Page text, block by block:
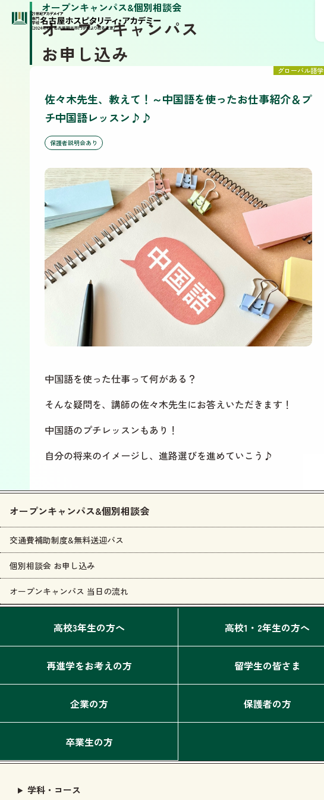
オープンキャンパス&個別相談会
オープンキャンパス
お申し込み
グローバル語学
佐々木先生、教えて！～中国語を使ったお仕事紹介＆プ
チ中国語レッスン♪♪
保護者説明会あり
中国語を使った仕事って何がある？
そんな疑問を、講師の佐々木先生にお答えいただきます！
中国語のプチレッスンもあり！
自分の将来のイメージし、進路選びを進めていこう♪
オープンキャンパス&個別相談会
交通費補助制度&無料送迎バス
個別相談会 お申し込み
オープンキャンパス 当日の流れ
高校3年生の方へ 高校1・2年生の方へ
再進学をお考えの方 留学生の皆さま
企業の方 保護者の方
卒業生の方
学科・コース